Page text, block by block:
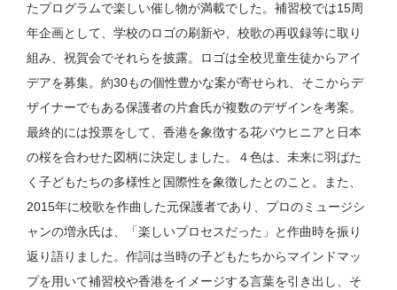
たプログラムで楽しい催し物が満載でした。補習校では15周
年企画として、学校のロゴの刷新や、校歌の再収録等に取り
組み、祝賀会でそれらを披露。ロゴは全校児童生徒からアイ
デアを募集。約30もの個性豊かな案が寄せられ、そこからデ
ザイナーでもある保護者の片倉氏が複数のデザインを考案。
最終的には投票をして、香港を象徴する花バウヒニアと日本
の桜を合わせた図柄に決定しました。４色は、未来に羽ばた
く子どもたちの多様性と国際性を象徴したとのこと。また、
2015年に校歌を作曲した元保護者であり、プロのミュージシ
ャンの増永氏は、「楽しいプロセスだった」と作曲時を振り
返り語りました。作詞は当時の子どもたちからマインドマッ
プを用いて補習校や香港をイメージする言葉を引き出し、そ